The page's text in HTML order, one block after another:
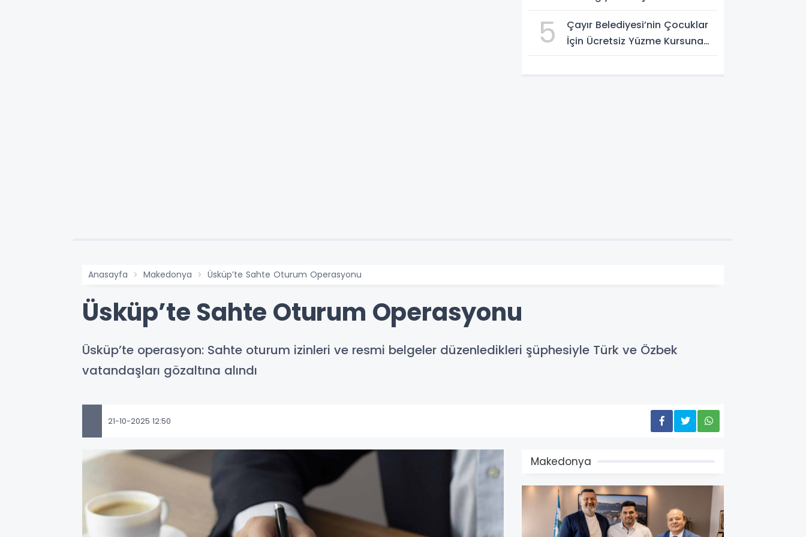
5
Çayır Belediyesi’nin Çocuklar
İçin Ücretsiz Yüzme Kursuna
Anasayfa Makedonya Üsküp’te Sahte Oturum Operasyonu
Üsküp’te Sahte Oturum Operasyonu
Üsküp’te operasyon: Sahte oturum izinleri ve resmi belgeler düzenledikleri şüphesiyle Türk ve Özbek
vatandaşları gözaltına alındı
21-10-2025 12:50
Makedonya